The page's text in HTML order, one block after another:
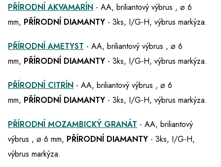
PŘÍRODNÍ AKVAMARÍN - AA, briliantový výbrus , ⌀ 6
mm, PŘÍRODNÍ DIAMANTY - 3ks, I/G-H, výbrus markýza.
PŘÍRODNÍ AMETYST - AA, briliantový výbrus , ⌀ 6
mm, PŘÍRODNÍ DIAMANTY - 3ks, I/G-H, výbrus markýza.
PŘÍRODNÍ CITRÍN - AA, briliantový výbrus , ⌀ 6
mm, PŘÍRODNÍ DIAMANTY - 3ks, I/G-H, výbrus markýza.
PŘÍRODNÍ MOZAMBICKÝ GRANÁT - AA, briliantový
výbrus , ⌀ 6 mm, PŘÍRODNÍ DIAMANTY - 3ks, I/G-H,
výbrus markýza.